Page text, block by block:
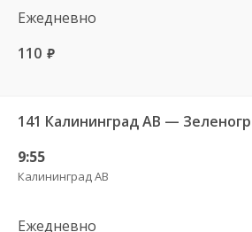
Ежедневно
110 руб.
141 Калининград АВ —
9:55
Калининград АВ
Ежедневно